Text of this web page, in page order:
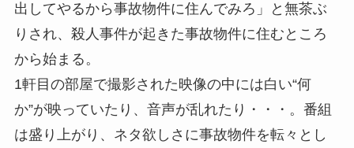
出してやるから事故物件に住んでみろ」と無茶ぶ
りされ、殺人事件が起きた事故物件に住むところ
から始まる。
1軒目の部屋で撮影された映像の中には白い“何
か”が映っていたり、音声が乱れたり・・・。番組
は盛り上がり、ネタ欲しさに事故物件を転々とし